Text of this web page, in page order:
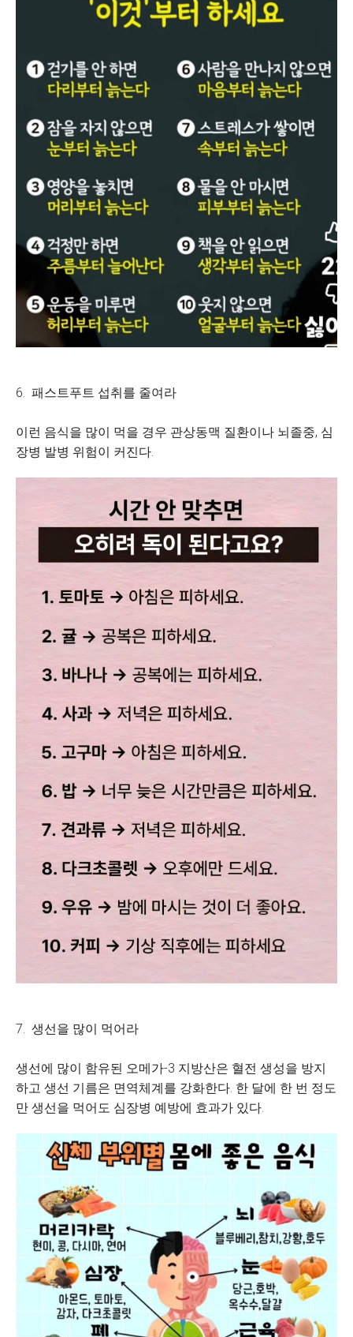
6. 패스트푸트 섭취를 줄여라
이런 음식을 많이 먹을 경우 관상동맥 질환이나 뇌졸중, 심
장병 발병 위험이 커진다.
7. 생선을 많이 먹어라
생선에 많이 함유된 오메가-3 지방산은 혈전 생성을 방지
하고 생선 기름은 면역체계를 강화한다. 한 달에 한 번 정도
만 생선을 먹어도 심장병 예방에 효과가 있다.